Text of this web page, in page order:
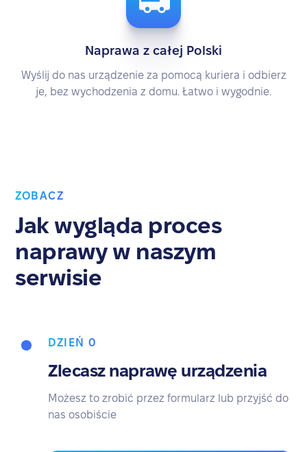
Naprawa z całej Polski
Wyślij do nas urządzenie za pomocą kuriera i odbierz
je, bez wychodzenia z domu. Łatwo i wygodnie.
ZOBACZ
Jak wygląda proces
naprawy w naszym
serwisie
DZIEŃ 0
Zlecasz naprawę urządzenia
Możesz to zrobić przez formularz lub przyjść do
nas osobiście